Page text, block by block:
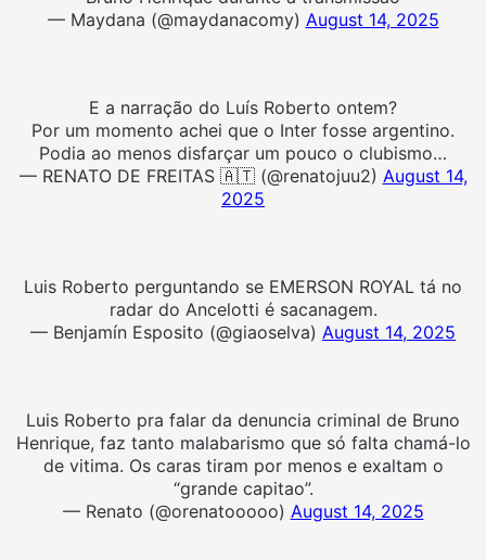
— Maydana (@maydanacomy) August 14, 2025
E a narração do Luís Roberto ontem?
Por um momento achei que o Inter fosse argentino.
Podia ao menos disfarçar um pouco o clubismo…
— RENATO DE FREITAS 🇦🇹 (@renatojuu2) August 14,
2025
Luis Roberto perguntando se EMERSON ROYAL tá no
radar do Ancelotti é sacanagem.
— Benjamín Esposito (@giaoselva) August 14, 2025
Luis Roberto pra falar da denuncia criminal de Bruno
Henrique, faz tanto malabarismo que só falta chamá-lo
de vitima. Os caras tiram por menos e exaltam o
“grande capitao”.
— Renato (@orenatooooo) August 14, 2025